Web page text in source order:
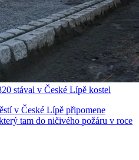
stával v České Lípě kostel
v České Lípě připomene
tam do ničivého požáru v roce